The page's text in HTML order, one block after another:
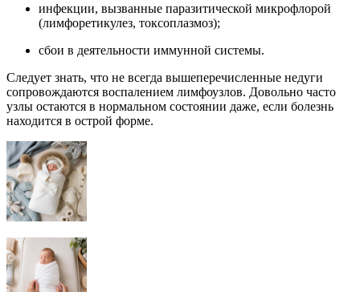
инфекции, вызванные паразитической микрофлорой
(лимфоретикулез, токсоплазмоз);
сбои в деятельности иммунной системы.
Следует знать, что не всегда вышеперечисленные недуги
сопровождаются воспалением лимфоузлов. Довольно часто
узлы остаются в нормальном состоянии даже, если болезнь
находится в острой форме.